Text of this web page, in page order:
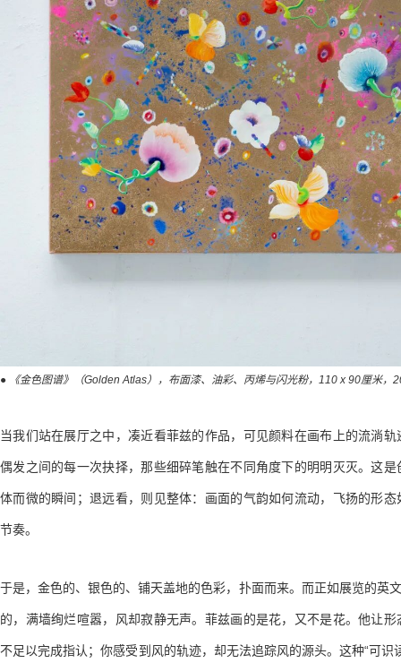
● 《金色图谱》（Golden Atlas），布面漆、油彩、丙烯与闪光粉，110 x 90厘米，
当我们站在展厅之中，凑近看菲兹的作品，可见颜料在画布上的流淌
偶发之间的每一次抉择，那些细碎笔触在不同角度下的明明灭灭。这
体而微的瞬间；退远看，则见整体：画面的气韵如何流动，飞扬的形
节奏。
于是，金色的、银色的、铺天盖地的色彩，扑面而来。而正如展览的英
的，满墙绚烂喧嚣，风却寂静无声。菲兹画的是花，又不是花。他让
不足以完成指认；你感受到风的轨迹，却无法追踪风的源头。这种“可识